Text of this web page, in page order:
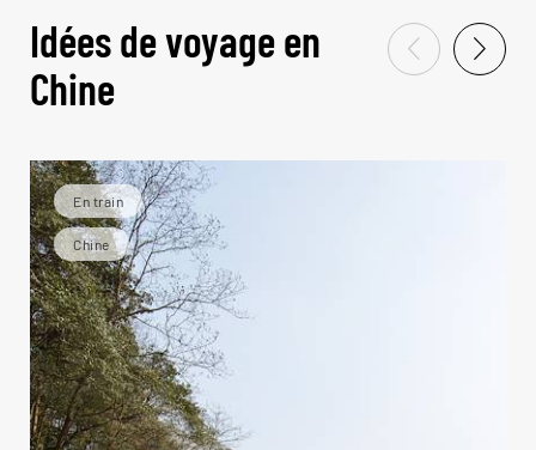
Idées de voyage en
Chine
En train
Chine